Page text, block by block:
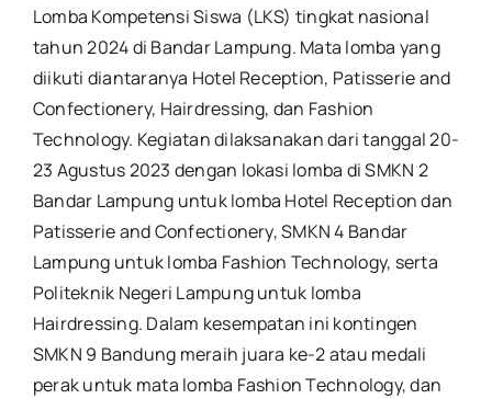
Lomba Kompetensi Siswa (LKS) tingkat nasional
tahun 2024 di Bandar Lampung. Mata lomba yang
diikuti diantaranya Hotel Reception, Patisserie and
Confectionery, Hairdressing, dan Fashion
Technology. Kegiatan dilaksanakan dari tanggal 20-
23 Agustus 2023 dengan lokasi lomba di SMKN 2
Bandar Lampung untuk lomba Hotel Reception dan
Patisserie and Confectionery, SMKN 4 Bandar
Lampung untuk lomba Fashion Technology, serta
Politeknik Negeri Lampung untuk lomba
Hairdressing. Dalam kesempatan ini kontingen
SMKN 9 Bandung meraih juara ke-2 atau medali
perak untuk mata lomba Fashion Technology, dan